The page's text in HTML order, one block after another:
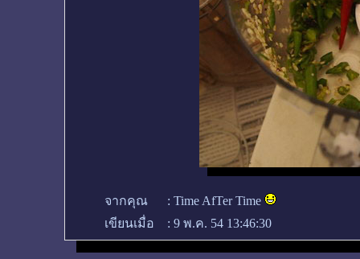
จากคุณ : Time AfTer Time
เขียนเมื่อ
: 9 พ.ค. 54 13:46:30